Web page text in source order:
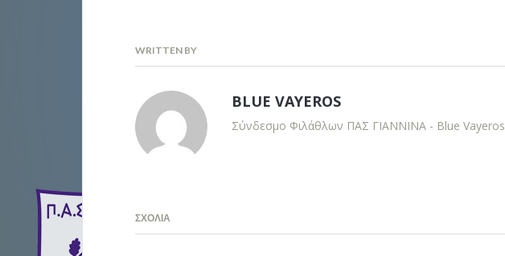
WRITTEN BY
BLUE VAYEROS
Σύνδεσμο Φιλάθλων ΠΑΣ ΓΙΑΝΝΙΝΑ - Blue Vayeros
ΣΧΌΛΙΑ